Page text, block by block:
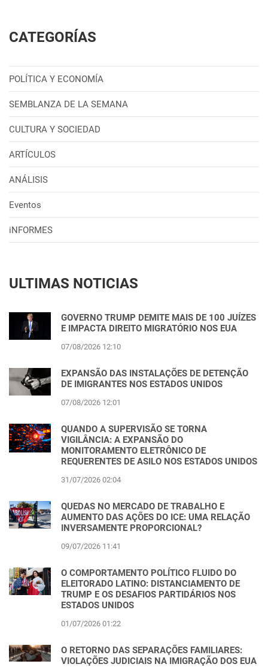
CATEGORÍAS
POLÍTICA Y ECONOMÍA
SEMBLANZA DE LA SEMANA
CULTURA Y SOCIEDAD
ARTÍCULOS
ANÁLISIS
Eventos
iNFORMES
ULTIMAS NOTICIAS
GOVERNO TRUMP DEMITE MAIS DE 100 JUÍZES
E IMPACTA DIREITO MIGRATÓRIO NOS EUA
07/08/2026 12:10
EXPANSÃO DAS INSTALAÇÕES DE DETENÇÃO
DE IMIGRANTES NOS ESTADOS UNIDOS
07/08/2026 12:01
QUANDO A SUPERVISÃO SE TORNA
VIGILÂNCIA: A EXPANSÃO DO
MONITORAMENTO ELETRÔNICO DE
REQUERENTES DE ASILO NOS ESTADOS UNIDOS
31/07/2026 02:04
QUEDAS NO MERCADO DE TRABALHO E
AUMENTO DAS AÇÕES DO ICE: UMA RELAÇÃO
INVERSAMENTE PROPORCIONAL?
09/07/2026 11:41
O COMPORTAMENTO POLÍTICO FLUIDO DO
ELEITORADO LATINO: DISTANCIAMENTO DE
TRUMP E OS DESAFIOS PARTIDÁRIOS NOS
ESTADOS UNIDOS
01/07/2026 01:22
O RETORNO DAS SEPARAÇÕES FAMILIARES:
VIOLAÇÕES JUDICIAIS NA IMIGRAÇÃO DOS EUA